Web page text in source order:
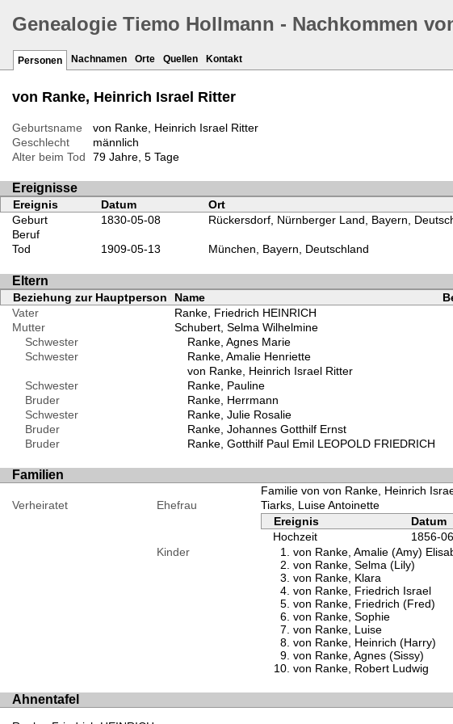
Genealogie Tiemo Hollmann - Nachkommen
Personen Nachnamen Orte Quellen Kontakt
von Ranke, Heinrich Israel Ritter
Geburtsname
von Ranke, Heinrich Israel Ritter
Geschlecht
männlich
Alter beim Tod
79 Jahre, 5 Tage
Ereignisse
Ereignis Datum Ort
Geburt
1830-05-08
Rückersdorf, Nürnberger Land, Bayern,
Beruf
Tod
1909-05-13 München, Bayern, Deutschland
Eltern
Beziehung zur Hauptperson Name
Vater
Ranke, Friedrich HEINRICH
Mutter
Schubert, Selma Wilhelmine
Schwester
Ranke, Agnes Marie
Schwester
Ranke, Amalie Henriette
von Ranke, Heinrich Israel Ritter
Schwester
Ranke, Pauline
Bruder
Ranke, Herrmann
Schwester
Ranke, Julie Rosalie
Bruder
Ranke, Johannes Gotthilf Ernst
Bruder
Ranke, Gotthilf Paul Emil LEOPOLD FRIEDRICH
Familien
Familie von von Ranke, Heinrich
Verheiratet
Ehefrau
Tiarks, Luise Antoinette
Ereignis
Datum
Hochzeit
1856-
Kinder
von Ranke, Amalie (Amy)
von Ranke, Selma (Lily)
von Ranke, Klara
von Ranke, Friedrich Israel
von Ranke, Friedrich (Fred)
von Ranke, Sophie
von Ranke, Luise
von Ranke, Heinrich (Harry)
von Ranke, Agnes (Sissy)
von Ranke, Robert Ludwig
Ahnentafel